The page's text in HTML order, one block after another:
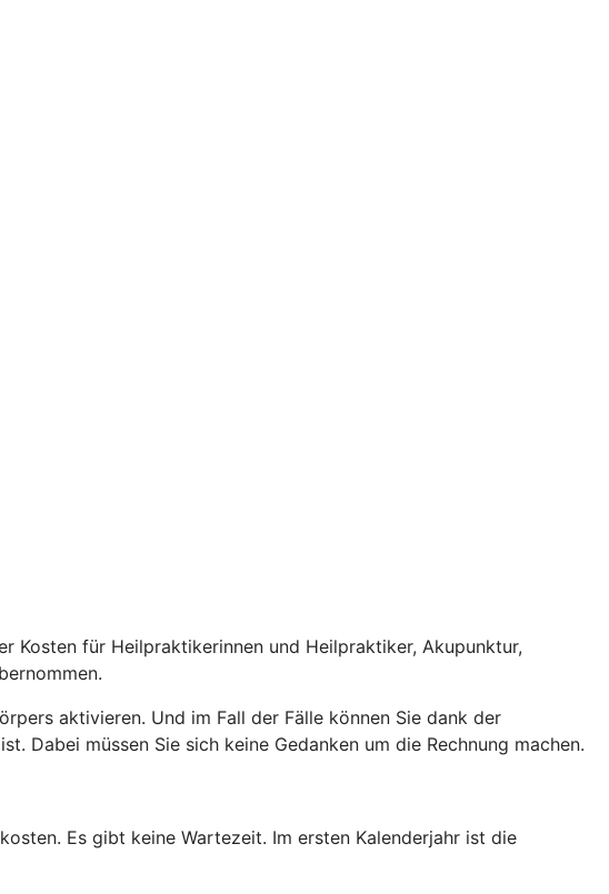
Kosten für Heilpraktikerinnen und Heilpraktiker, Akupunktur,
aktivieren. Und im Fall der Fälle können Sie dank der
Dabei müssen Sie sich keine Gedanken um die Rechnung machen.
Es gibt keine Wartezeit. Im ersten Kalenderjahr ist die